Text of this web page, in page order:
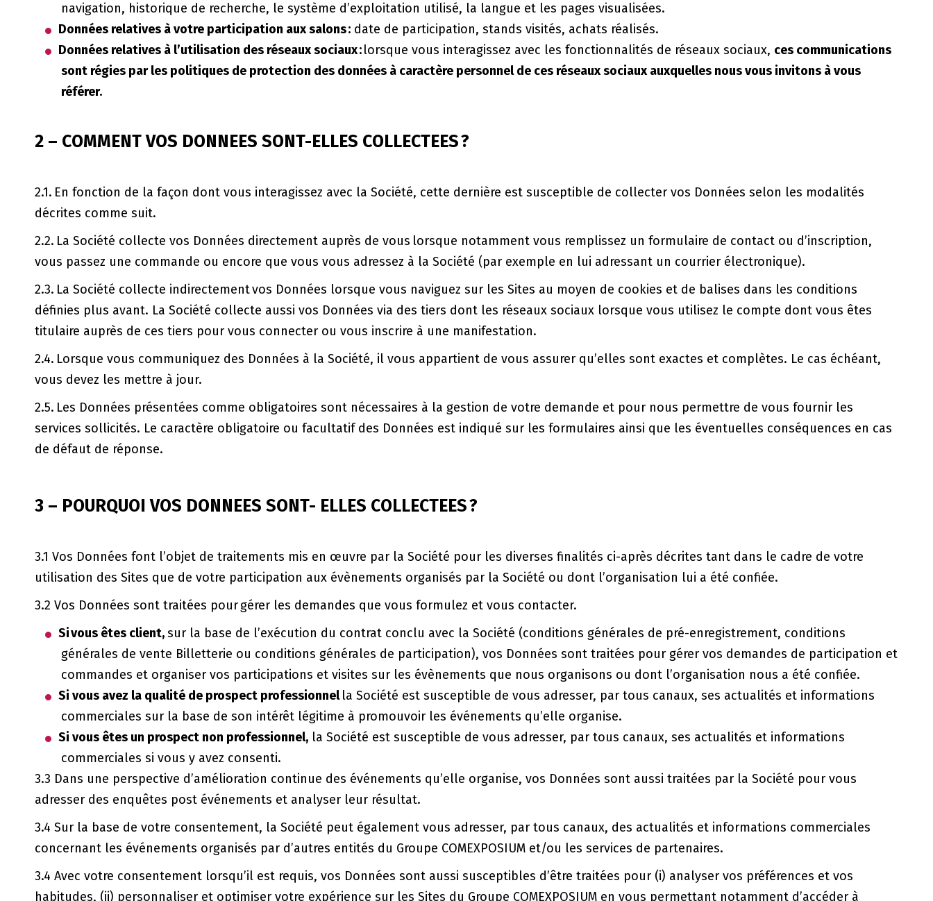
navigation, historique de recherche, le système d’exploitation utilisé, la langue et les pages visualisées.
Données relatives à votre participation aux salons : date de participation, stands visités, achats réalisés.
Données relatives à l’utilisation des réseaux sociaux :lorsque vous interagissez avec les fonctionnalités de réseaux sociaux, ces communications
sont régies par les politiques de protection des données à caractère personnel de ces réseaux sociaux auxquelles nous vous invitons à vous
référer.
2 – COMMENT VOS DONNEES SONT-ELLES COLLECTEES ?
2.1. En fonction de la façon dont vous interagissez avec la Société, cette dernière est susceptible de collecter vos Données selon les modalités
décrites comme suit.
2.2. La Société collecte vos Données directement auprès de vous lorsque notamment vous remplissez un formulaire de contact ou d’inscription,
vous passez une commande ou encore que vous vous adressez à la Société (par exemple en lui adressant un courrier électronique).
2.3. La Société collecte indirectement vos Données lorsque vous naviguez sur les Sites au moyen de cookies et de balises dans les conditions
définies plus avant. La Société collecte aussi vos Données via des tiers dont les réseaux sociaux lorsque vous utilisez le compte dont vous êtes
titulaire auprès de ces tiers pour vous connecter ou vous inscrire à une manifestation.
2.4. Lorsque vous communiquez des Données à la Société, il vous appartient de vous assurer qu’elles sont exactes et complètes. Le cas échéant,
vous devez les mettre à jour.
2.5. Les Données présentées comme obligatoires sont nécessaires à la gestion de votre demande et pour nous permettre de vous fournir les
services sollicités. Le caractère obligatoire ou facultatif des Données est indiqué sur les formulaires ainsi que les éventuelles conséquences en cas
de défaut de réponse.
3 – POURQUOI VOS DONNEES SONT- ELLES COLLECTEES ?
3.1 Vos Données font l’objet de traitements mis en œuvre par la Société pour les diverses finalités ci-après décrites tant dans le cadre de votre
utilisation des Sites que de votre participation aux évènements organisés par la Société ou dont l’organisation lui a été confiée.
3.2 Vos Données sont traitées pour gérer les demandes que vous formulez et vous contacter.
Si vous êtes client,sur la base de l’exécution du contrat conclu avec la Société (conditions générales de pré-enregistrement, conditions
générales de vente Billetterie ou conditions générales de participation), vos Données sont traitées pour gérer vos demandes de participation et
commandes et organiser vos participations et visites sur les évènements que nous organisons ou dont l’organisation nous a été confiée.
Si vous avez la qualité de prospect professionnella Société est susceptible de vous adresser, par tous canaux, ses actualités et informations
commerciales sur la base de son intérêt légitime à promouvoir les événements qu’elle organise.
Si vous êtes un prospect non professionnel, la Société est susceptible de vous adresser, par tous canaux, ses actualités et informations
commerciales si vous y avez consenti.
3.3 Dans une perspective d’amélioration continue des événements qu’elle organise, vos Données sont aussi traitées par la Société pour vous
adresser des enquêtes post événements et analyser leur résultat.
3.4 Sur la base de votre consentement, la Société peut également vous adresser, par tous canaux, des actualités et informations commerciales
concernant les événements organisés par d’autres entités du Groupe COMEXPOSIUM et/ou les services de partenaires.
3.4 Avec votre consentement lorsqu’il est requis, vos Données sont aussi susceptibles d’être traitées pour (i) analyser vos préférences et vos
habitudes, (ii) personnaliser et optimiser votre expérience sur les Sites du Groupe COMEXPOSIUM en vous permettant notamment d’accéder à